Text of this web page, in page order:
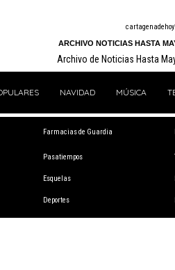
ARCHIVO NOTICIAS HASTA
Archivo de Noticias Hasta
NAVIDAD MÚSICA
Farmacias de Guardia
Pasatiempos
Esquelas
Deportes